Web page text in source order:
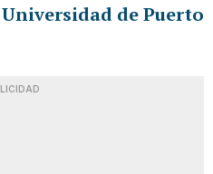
Universidad de Puerto